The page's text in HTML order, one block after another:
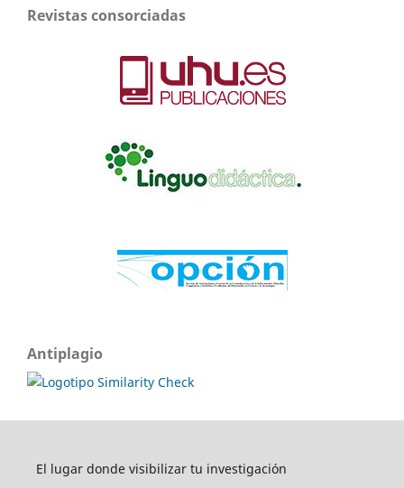
Revistas consorciadas
Antiplagio
El lugar donde visibilizar tu investigación